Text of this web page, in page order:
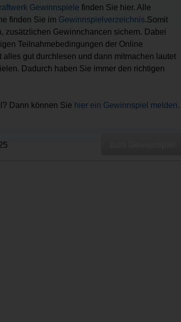
Gewinnspiele finden Sie hier. Alle
finden Sie im Gewinnspielverzeichnis.Somit
zusätzlichen Gewinnchancen sichern. Dabei
Teilnahmebedingungen der Online
gut durchlesen und dann mitmachen lautet
Dadurch haben Sie immer den richtigen
Dann können Sie hier ein Gewinnspiel melden.